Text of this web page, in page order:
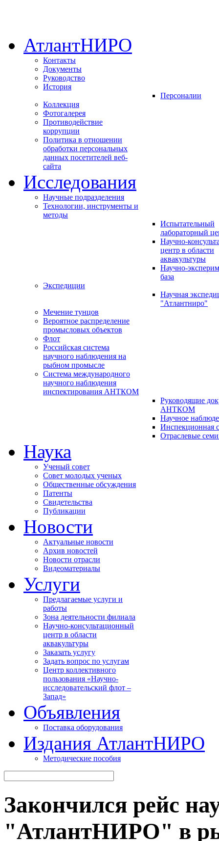
АтлантНИРО
Контакты
Документы
Руководство
История
Персоналии
Коллекция
Фотогалерея
Противодействие
коррупции
Политика в отношении
обработки персональных
данных посетителей веб-
сайта
Исследования
Научные подразделения
Технологии, инструменты и
методы
Испытательный
лабораторный
Научно-
центр в области
аквакультуры
Научно-
база
Экспедиции
Научная
"Атлантниро"
Мечение тунцов
Вероятное распределение
промысловых объектов
Флот
Российская система
научного наблюдения на
рыбном промысле
Система международного
научного наблюдения
инспектирования АНТКОМ
Руководящие
АНТКОМ
Научное
Инспекционная
Отраслевые
Наука
Ученый совет
Совет молодых ученых
Общественные обсуждения
Патенты
Свидетельства
Публикации
Новости
Актуальные новости
Архив новостей
Новости отрасли
Видеоматериалы
Услуги
Предлагаемые услуги и
работы
Зона деятельности филиала
Научно-консультационный
центр в области
аквакультуры
Заказать услугу
Задать вопрос по услугам
Центр коллективного
пользования «Научно-
исследовательский флот –
Запад»
Объявления
Поставка оборудования
Издания АтлантНИРО
Методические пособия
Закончился рейс
"АтлантНИРО" в